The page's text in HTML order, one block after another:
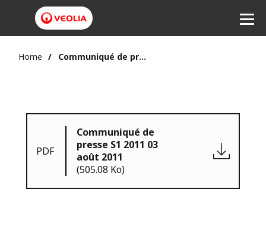
Home Communiqué de presse S1 2011 03 août 2011
PDF
Communiqué de
presse S1 2011 03
août 2011
(505.08 Ko)